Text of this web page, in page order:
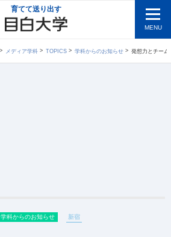
育てて送り出す
MENU
メディア学科 TOPICS 学科からのお知らせ 発想力とチームワ
学科からのお知らせ 新宿